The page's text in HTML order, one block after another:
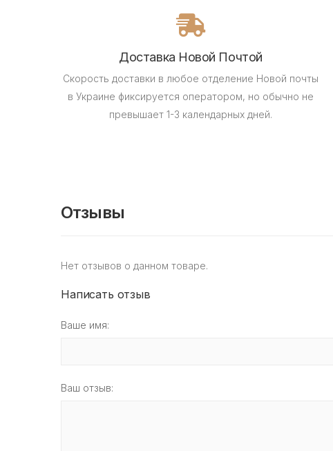
Доставка Новой Почтой
Скорость доставки в любое отделение Новой почты
в Украине фиксируется оператором, но обычно не
превышает 1-3 календарных дней.
Отзывы
Нет отзывов о данном товаре.
Написать отзыв
Ваше имя:
Ваш отзыв: